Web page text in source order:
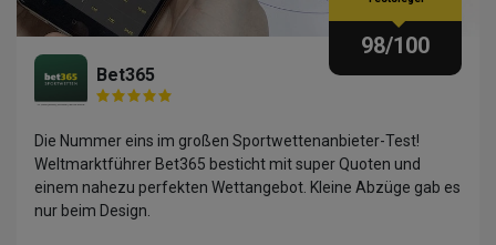
Bet365
98/100
Die Nummer eins im großen Sportwettenanbieter-Test!
Weltmarktführer Bet365 besticht mit super Quoten und
einem nahezu perfekten Wettangebot. Kleine Abzüge gab es
nur beim Design.